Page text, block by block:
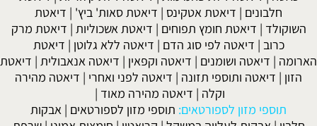
חלבונים | דיאטת אטקינס | דיאטת סאות' ביץ' | דיאטת
השוקולד | דיאטת חומץ תפוחים | דיאטת אשכוליות | דיאטת מרק
כרוב | דיאטה לפי סוג הדם | דיאטה ללא גלוטן | דיאטת
הארומה | דיאטה ושומנים | דיאטה וקפאין | דיאטה אנאבולית | דיאטת
הזון | דיאטה ותוספי תזונה | דיאטה לפני ואחרי | דיאטה מהירה
וקלה | דיאטה מהירה מאוד |
תוספי מזון לספורטאים: תוספי מזון לספורטאים | אבקות